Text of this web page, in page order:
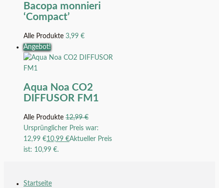
Bacopa monnieri
‘Compact’
Alle Produkte 3,99 €
Angebot!
Aqua Noa CO2
DIFFUSOR FM1
Alle Produkte 12,99€
Ursprünglicher Preis war:
12,99 €10,99 €Aktueller Preis
ist: 10,99 €.
Startseite